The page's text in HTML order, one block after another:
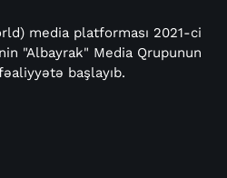
media platforması 2021-ci
"Albayrak" Media Qrupunun
başlayıb.